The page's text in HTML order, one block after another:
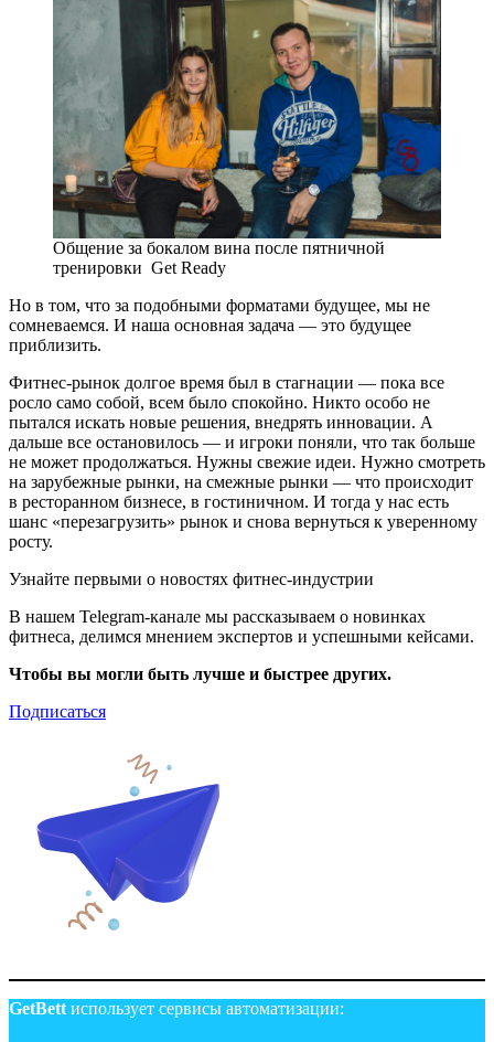
Общение за бокалом вина после пятничной
тренировки Get Ready
Но в том, что за подобными форматами будущее, мы не
сомневаемся. И наша основная задача — это будущее
приблизить.
Фитнес-рынок долгое время был в стагнации — пока все
росло само собой, всем было спокойно. Никто особо не
пытался искать новые решения, внедрять инновации. А
дальше все остановилось — и игроки поняли, что так больше
не может продолжаться. Нужны свежие идеи. Нужно смотреть
на зарубежные рынки, на смежные рынки — что происходит
в ресторанном бизнесе, в гостиничном. И тогда у нас есть
шанс «перезагрузить» рынок и снова вернуться к уверенному
росту.
Узнайте первыми о новостях фитнес-индустрии
В нашем Telegram-канале мы рассказываем о новинках
фитнеса, делимся мнением экспертов и успешными кейсами.
Чтобы вы могли быть лучше и быстрее других.
Подписаться
GetBettиспользует сервисы автоматизации: